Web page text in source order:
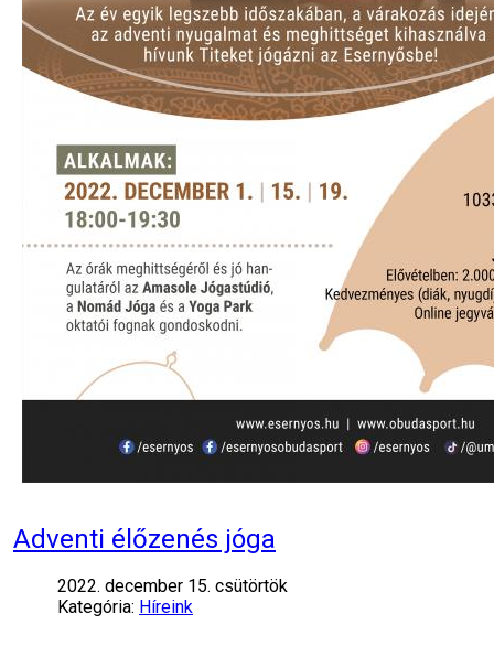
Adventi élőzenés jóga
2022. december 15. csütörtök
Kategória: Híreink